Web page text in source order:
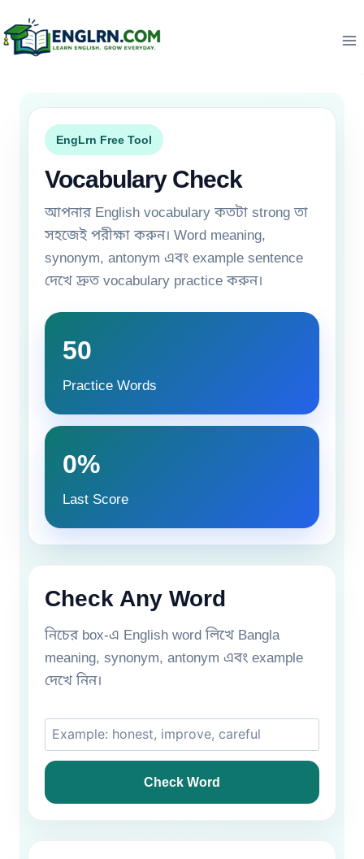
to
content
EngLrn Free Tool
Vocabulary Check
আপনার English vocabulary কতটা strong তা
সহজেই পরীক্ষা করুন। Word meaning,
synonym, antonym এবং example sentence
দেখে দ্রুত vocabulary practice করুন।
50
Practice Words
0%
Last Score
Check Any Word
নিচের box-এ English word লিখে Bangla
meaning, synonym, antonym এবং example
দেখে নিন।
Check Word